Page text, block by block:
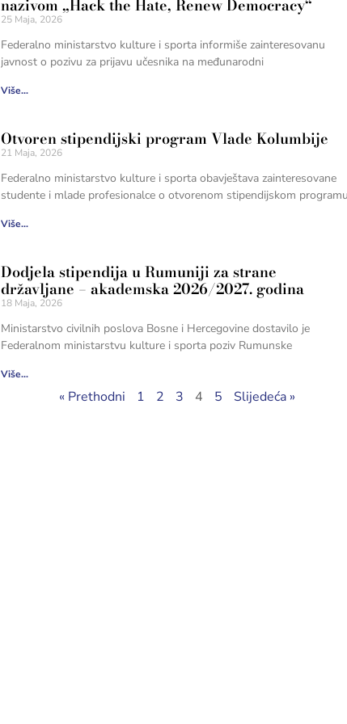
nazivom „Hack the Hate, Renew Democracy“
25 Maja, 2026
Federalno ministarstvo kulture i sporta informiše zainteresovanu
javnost o pozivu za prijavu učesnika na međunarodni
Više...
Otvoren stipendijski program Vlade Kolumbije
21 Maja, 2026
Federalno ministarstvo kulture i sporta obavještava zainteresovane
studente i mlade profesionalce o otvorenom stipendijskom
Više...
Dodjela stipendija u Rumuniji za strane
državljane – akademska 2026/2027. godina
18 Maja, 2026
Ministarstvo civilnih poslova Bosne i Hercegovine dostavilo je
Federalnom ministarstvu kulture i sporta poziv Rumunske
Više...
« Prethodni 1 2 3 4 5 Slijedeća »